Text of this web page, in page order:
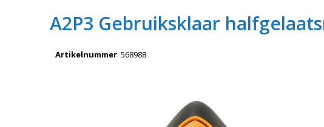
A2P3 Gebruiksklaar
Artikelnummer: 568988